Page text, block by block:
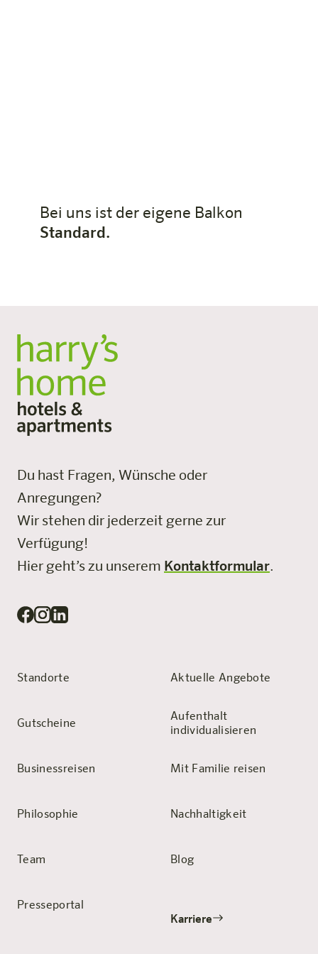
Bei uns ist der eigene Balkon
Standard.
Du hast Fragen, Wünsche oder
Anregungen?
Wir stehen dir jederzeit gerne zur
Verfügung!
Hier geht’s zu unserem Kontaktformular.
Standorte Aktuelle Angebote
Gutscheine
Aufenthalt
individualisieren
Businessreisen Mit Familie reisen
Philosophie Nachhaltigkeit
Team Blog
Presseportal
Karriere